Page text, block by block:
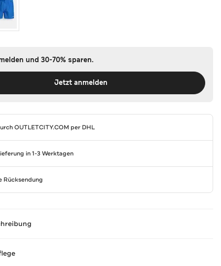
und 30-70% sparen.
Jetzt anmelden
OUTLETCITY.COM per DHL
in 1-3 Werktagen
Rücksendung